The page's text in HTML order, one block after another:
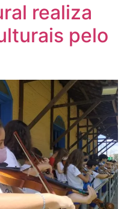
realiza
pelo